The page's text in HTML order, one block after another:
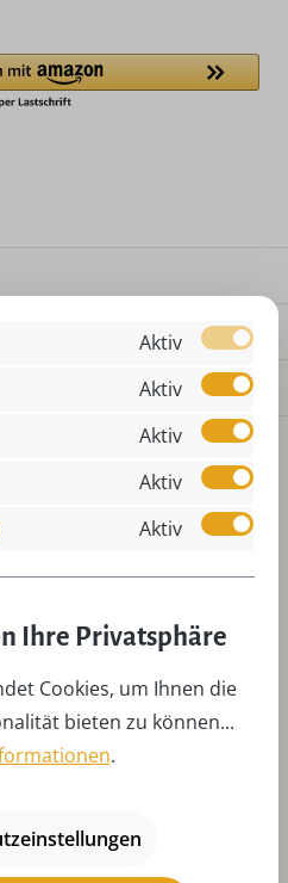
Aktiv
Aktiv
Aktiv
Aktiv
Aktiv
Ihre Privatsphäre
Cookies, um Ihnen die
bieten zu können...
.